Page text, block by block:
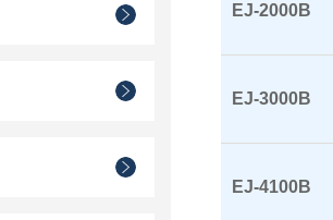
EJ-2000B
EJ-3000B
EJ-4100B